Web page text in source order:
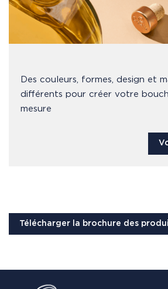
Des couleurs, formes, design et
différents pour créer votre
mesure
Télécharger la brochure des